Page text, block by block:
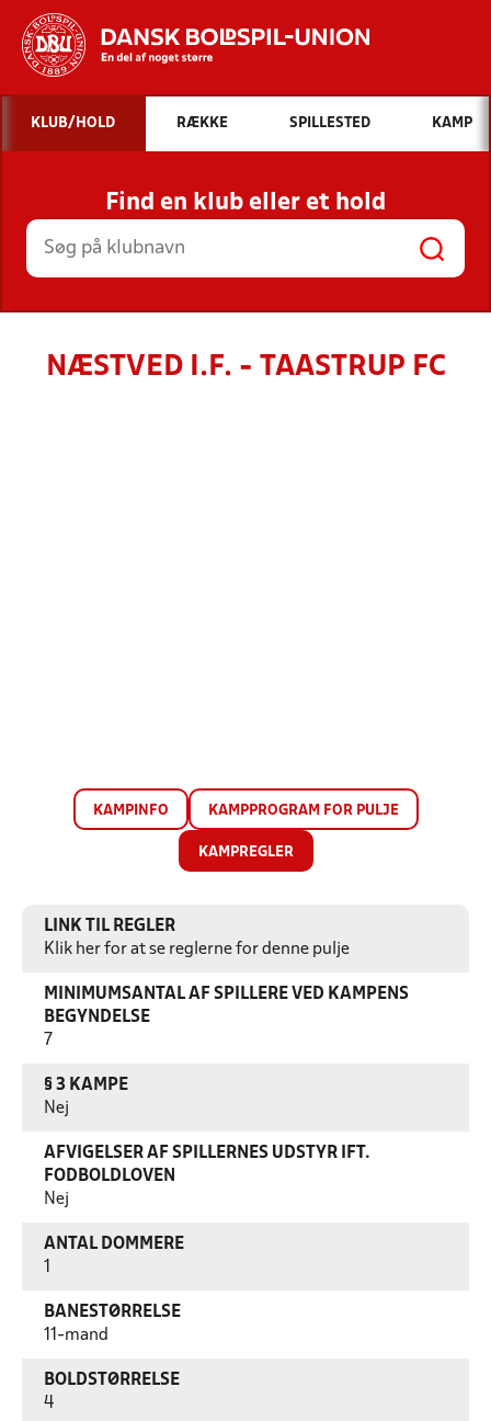
Hvad vil du søge efter?
INDHOLD OG NYHEDER
STILLINGER, RESULTATER, KLUBBER OG
HOLD
KLUB/HOLD RÆKKE SPILLESTED KAMP
Find en klub eller et hold
NÆSTVED I.F. - TAASTRUP FC
KAMPINFO KAMPPROGRAM FOR PULJE
KAMPREGLER
LINK TIL REGLER
Klik her for at se reglerne for denne pulje
MINIMUMSANTAL AF SPILLERE VED KAMPENS
BEGYNDELSE
7
§ 3 KAMPE
Nej
AFVIGELSER AF SPILLERNES UDSTYR IFT.
FODBOLDLOVEN
Nej
ANTAL DOMMERE
BANESTØRRELSE
11-mand
BOLDSTØRRELSE
4